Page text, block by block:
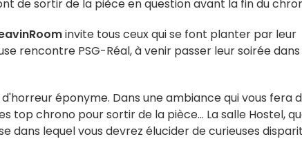
de sortir de la pièce en question avant la fin du
invite tous ceux qui se font planter par leur
rencontre PSG-Réal, à venir passer leur soirée
éponyme. Dans une ambiance qui vous fera
top chrono pour sortir de la pièce... La salle Hostel,
dans lequel vous devrez élucider de curieuses